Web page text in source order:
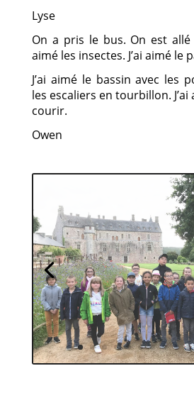
Lyse
On a pris le bus. On est allé
aimé les insectes. J’ai aimé le
J’ai aimé le bassin avec les
les escaliers en tourbillon.
courir.
Owen